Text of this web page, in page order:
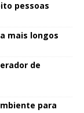
pessoas
mais longos
de
para